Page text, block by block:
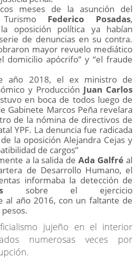
meses de la asunción del
Federico Posadas,
oposición política ya habían
de denuncias en su contra.
mayor revuelo mediático
domicilio apócrifo” y “el fraude
año 2018, el ex ministro de
y Producción Juan Carlos
en boca de todos luego de
Gabinete Marcos Peña revelara
de la nómina de directivos de
YPF. La denuncia fue radicada
la oposición Alejandra Cejas y
de cargos”
a la salida deAda Galfré al
de Desarrollo Humano, el
informaba la detección de
sobre el ejercicio
al año 2016, con un faltante de
jujeño en el interior
numerosas veces por